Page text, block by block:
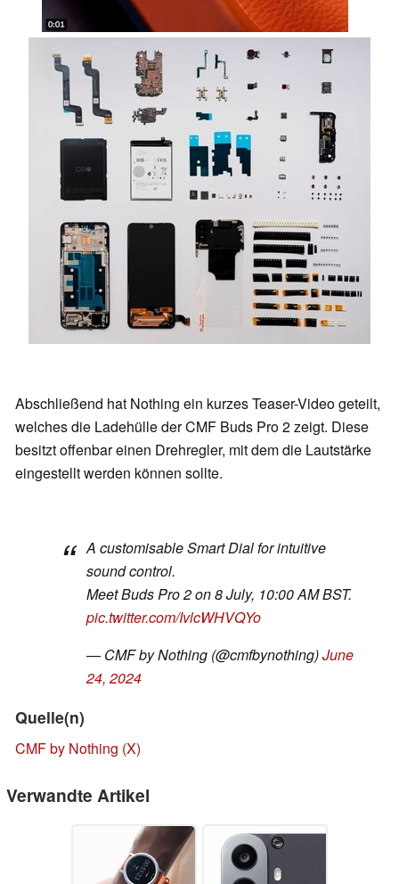
Abschließend hat Nothing ein kurzes Teaser-Video geteilt,
welches die Ladehülle der CMF Buds Pro 2 zeigt. Diese
besitzt offenbar einen Drehregler, mit dem die Lautstärke
eingestellt werden können sollte.
A customisable Smart Dial for intuitive
sound control.
Meet Buds Pro 2 on 8 July, 10:00 AM BST.
pic.twitter.com/IvlcWHVQYo
— CMF by Nothing (@cmfbynothing)June
24, 2024
Quelle(n)
CMF by Nothing (X)
Verwandte Artikel